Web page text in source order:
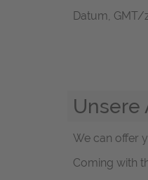
Datum, GMT/
Unsere
We can offer
Coming with